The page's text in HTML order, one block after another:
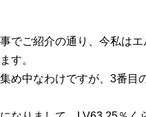
でご紹介の通り、今私はエ
す。
め中なわけですが、3番目